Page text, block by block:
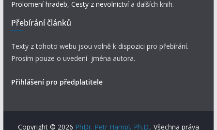
Prolomení hradeb, Cesty z nevolnictví a dalších knih.
Přebírání článků
Texty z tohoto webu jsou volně k dispozici pro přebírání.
Prosím pouze o uvedení jména autora.
Přihlášení pro předplatitele
Copyright © 2026 PhDr. Petr Hampl, Ph.D.. Všechna práva